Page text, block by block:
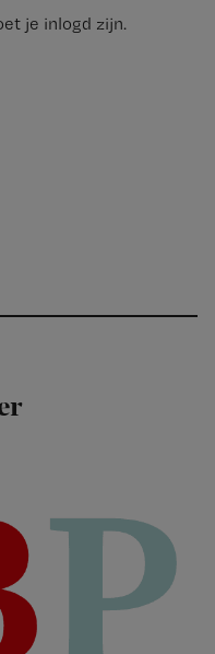
je inlogd zijn.